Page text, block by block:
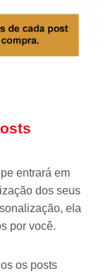
entrará em
dos seus
ela
por você.
os posts